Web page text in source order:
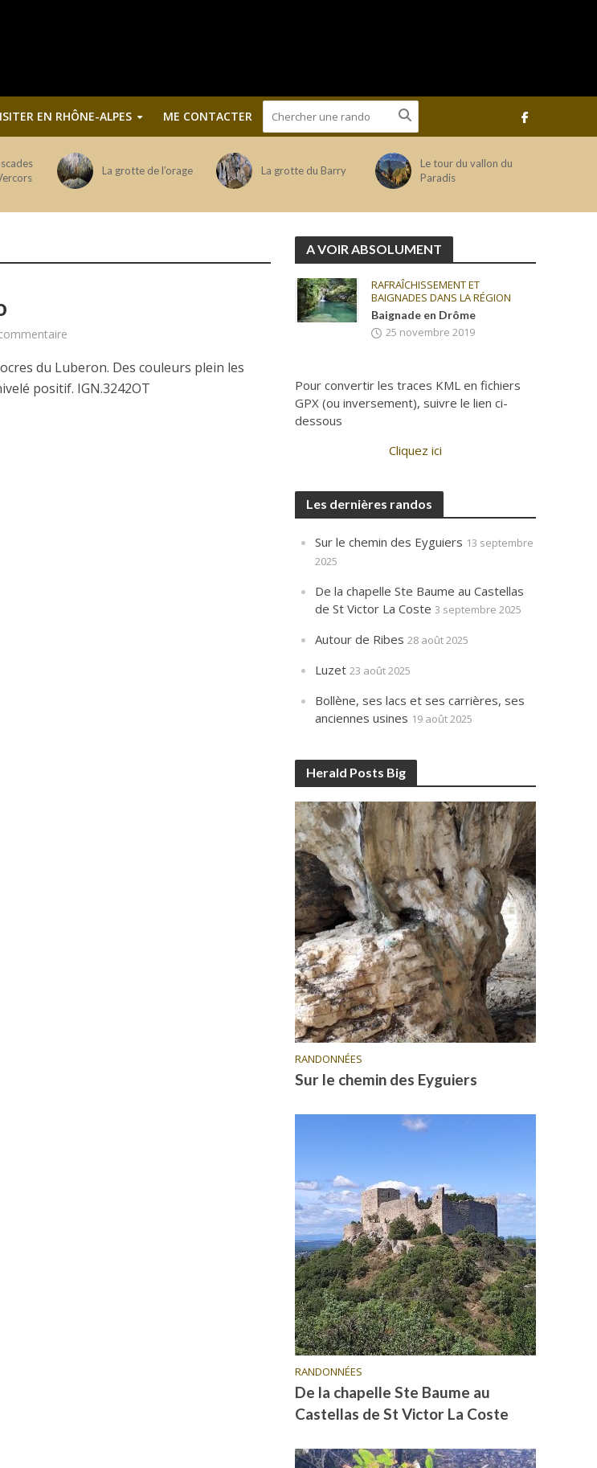
EN RHÔNE-ALPES ME CONTACTER
La grotte de l’orage La grotte du Barry
Le tour du vallon du
Paradis
du Luberon. Des couleurs plein les
positif. IGN.3242OT
A VOIR ABSOLUMENT
RAFRAÎCHISSEMENT ET
BAIGNADES DANS LA RÉGION
Baignade en Drôme
25 novembre 2019
Pour convertir les traces KML en fichiers
GPX (ou inversement), suivre le lien ci-
dessous
Cliquez ici
Les dernières randos
Sur le chemin des Eyguiers 13 septembre
2025
De la chapelle Ste Baume au Castellas
de St Victor La Coste 3 septembre 2025
Autour de Ribes 28 août 2025
Luzet 23 août 2025
Bollène, ses lacs et ses carrières, ses
anciennes usines 19 août 2025
Herald Posts Big
RANDONNÉES
Sur le chemin des Eyguiers
RANDONNÉES
De la chapelle Ste Baume au
Castellas de St Victor La Coste